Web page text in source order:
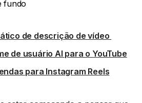
fundo
de descrição de vídeo
de usuário AI para o YouTube
para Instagram Reels